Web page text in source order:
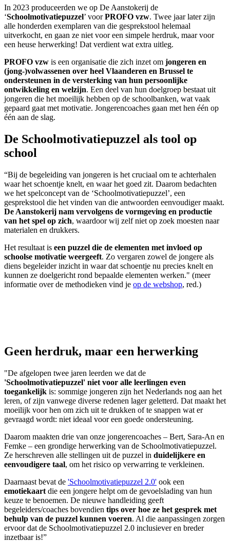
In 2023 produceerden we op De Aanstokerij de
‘Schoolmotivatiepuzzel’ voorPROFO vzw. Twee jaar later zijn
alle honderden exemplaren van die gesprekstool helemaal
uitverkocht, en gaan ze niet voor een simpele herdruk, maar voor
een heuse herwerking! Dat verdient wat extra uitleg.
PROFO vzw is een organisatie die zich inzet om jongeren en
(jong-)volwassenen over heel Vlaanderen en Brussel te
ondersteunen in de versterking van hun persoonlijke
ontwikkeling en welzijn. Een deel van hun doelgroep bestaat uit
jongeren die het moeilijk hebben op de schoolbanken, wat vaak
gepaard gaat met motivatie. Jongerencoaches gaan met hen één op
één aan de slag.
De Schoolmotivatiepuzzel als tool op
school
“Bij de begeleiding van jongeren is het cruciaal om te achterhalen
waar het schoentje knelt, en waar het goed zit. Daarom bedachten
we het spelconcept van de ‘Schoolmotivatiepuzzel’, een
gesprekstool die het vinden van die antwoorden eenvoudiger maakt.
De Aanstokerij nam vervolgens de vormgeving en productie
van het spel op zich, waardoor wij zelf niet op zoek moesten naar
materialen en drukkers.
Het resultaat is een puzzel die de elementen met invloed op
schoolse motivatie weergeeft. Zo vergaren zowel de jongere als
diens begeleider inzicht in waar dat schoentje nu precies knelt en
kunnen ze doelgericht rond bepaalde elementen werken." (meer
informatie over de methodieken vind je op de webshop, red.)
Geen herdruk, maar een herwerking
"De afgelopen twee jaren leerden we dat de
'Schoolmotivatiepuzzel' niet voor alle leerlingen even
toegankelijk is: sommige jongeren zijn het Nederlands nog aan het
leren, of zijn vanwege diverse redenen lager geletterd. Dat maakt het
moeilijk voor hen om zich uit te drukken of te snappen wat er
gevraagd wordt: niet ideaal voor een goede ondersteuning.
Daarom maakten drie van onze jongerencoaches – Bert, Sara-An en
Femke – een grondige herwerking van de Schoolmotivatiepuzzel.
Ze herschreven alle stellingen uit de puzzel in duidelijkere en
eenvoudigere taal, om het risico op verwarring te verkleinen.
Daarnaast bevat de 'Schoolmotivatiepuzzel 2.0' ook een
emotiekaart die een jongere helpt om de gevoelslading van hun
keuze te benoemen. De nieuwe handleiding geeft
begeleiders/coaches bovendien tips over hoe ze het gesprek met
behulp van de puzzel kunnen voeren. Al die aanpassingen zorgen
ervoor dat de Schoolmotivatiepuzzel 2.0 inclusiever en breder
inzetbaar is!”